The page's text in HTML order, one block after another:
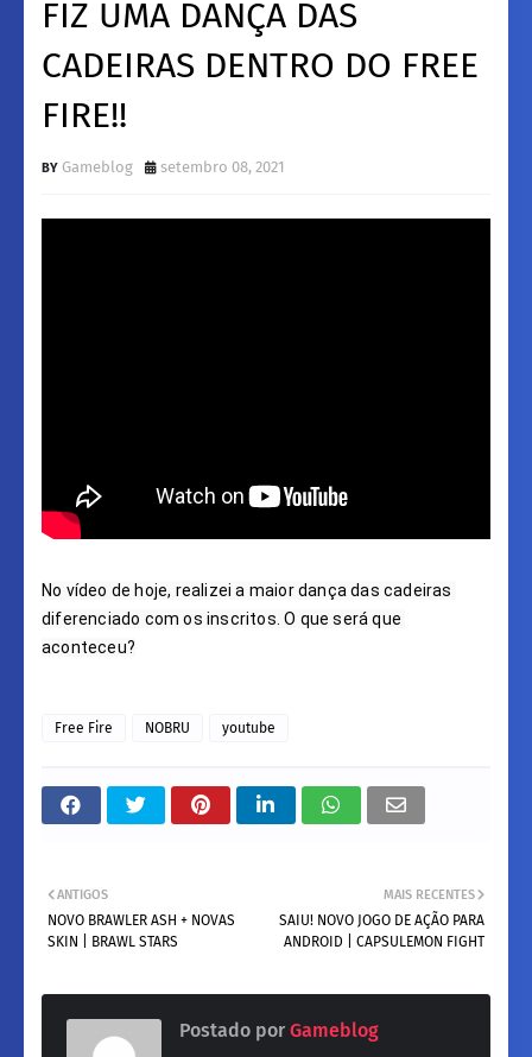
FIZ UMA DANÇA DAS
CADEIRAS DENTRO DO FREE
FIRE!!
Gameblog setembro 08, 2021
No vídeo de hoje, realizei a maior dança das cadeiras
diferenciado com os inscritos. O que será que
Free Fire NOBRU youtube
MAIS RECENTES
SAIU! NOVO JOGO DE AÇÃO PARA
ANDROID | CAPSULEMON FIGHT
ANTIGOS
NOVO BRAWLER ASH + NOVAS
SKIN | BRAWL STARS
Postado por Gameblog